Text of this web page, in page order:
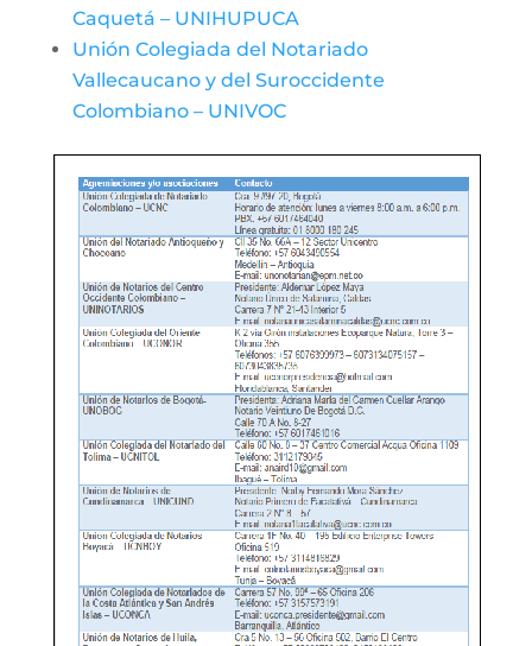
Caquetá – UNIHUPUCA
Unión Colegiada del Notariado
Vallecaucano y del Suroccidente
Colombiano – UNIVOC